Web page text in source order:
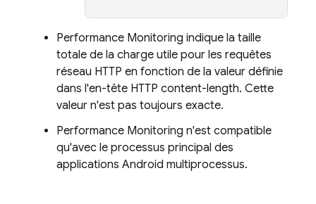
Performance Monitoring indique la taille
totale de la charge utile pour les requêtes
réseau HTTP en fonction de la valeur définie
dans l'en-tête HTTP content-length. Cette
valeur n'est pas toujours exacte.
Performance Monitoring n'est compatible
qu'avec le processus principal des
applications Android multiprocessus.